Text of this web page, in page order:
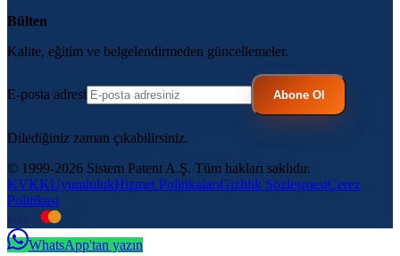
Bülten
Kalite, eğitim ve belgelendirmeden güncellemeler.
E-posta adresi Abone Ol
Dilediğiniz zaman çıkabilirsiniz.
© 1999-2026 Sistem Patent A.Ş. Tüm hakları saklıdır.
KVKKUyumlulukHizmet PolitikalarıGizlilik SözleşmesiÇerez
Politikası
WhatsApp'tan yazın